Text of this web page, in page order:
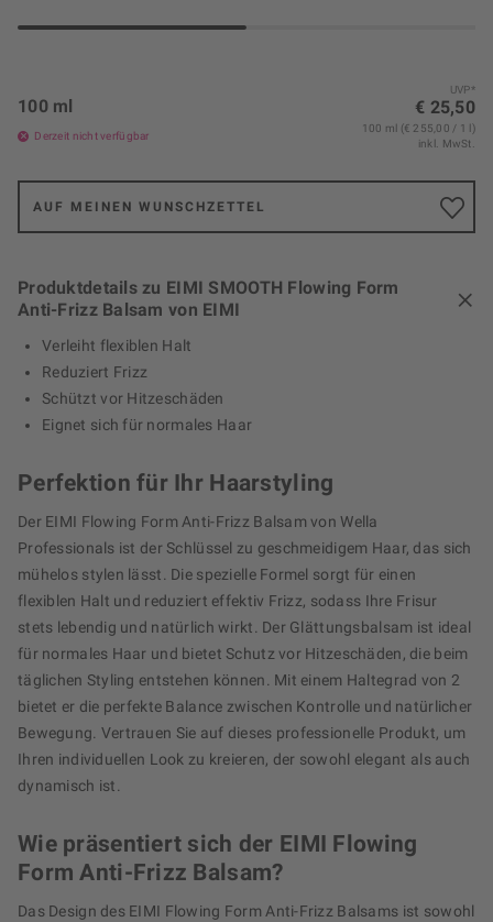
UVP*
€ 25,50
100 ml
Derzeit nicht verfügbar
100 ml (€ 255,00 / 1 l)
inkl. MwSt.
AUF MEINEN WUNSCHZETTEL
Produktdetails zu EIMI SMOOTH Flowing Form
Anti-Frizz Balsam von EIMI
Verleiht flexiblen Halt
Reduziert Frizz
Schützt vor Hitzeschäden
Eignet sich für normales Haar
Perfektion für Ihr Haarstyling
Der EIMI Flowing Form Anti-Frizz Balsam von Wella
Professionals ist der Schlüssel zu geschmeidigem Haar, das sich
mühelos stylen lässt. Die spezielle Formel sorgt für einen
flexiblen Halt und reduziert effektiv Frizz, sodass Ihre Frisur
stets lebendig und natürlich wirkt. Der Glättungsbalsam ist ideal
für normales Haar und bietet Schutz vor Hitzeschäden, die beim
täglichen Styling entstehen können. Mit einem Haltegrad von 2
bietet er die perfekte Balance zwischen Kontrolle und natürlicher
Bewegung. Vertrauen Sie auf dieses professionelle Produkt, um
Ihren individuellen Look zu kreieren, der sowohl elegant als auch
dynamisch ist.
Wie präsentiert sich der EIMI Flowing
Form Anti-Frizz Balsam?
Das Design des EIMI Flowing Form Anti-Frizz Balsams ist sowohl